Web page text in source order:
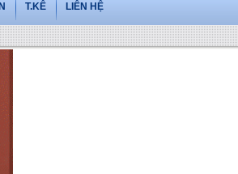
T.KÊ LIÊN HỆ